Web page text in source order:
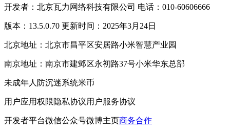
开发者：北京瓦力网络科技有限公司 电话：010-60606666
版本：13.5.0.70 更新时间：2025年3月24日
北京地址：北京市昌平区安居路小米智慧产业园
南京地址：南京市建邺区永初路37号小米华东总部
未成年人防沉迷系统米币
用户应用权限隐私协议用户服务协议
开发者平台微信公众号微博主页商务合作